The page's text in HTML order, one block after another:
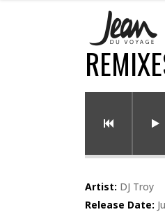
Artist: DJ Troy
Release Date: